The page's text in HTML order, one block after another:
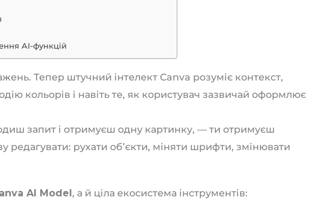
AI-функцій
Тепер штучний інтелект Canva розуміє контекст,
кольорів і навіть те, як користувач зазвичай оформлює
запит і отримуєш одну картинку, — ти отримуєш
редагувати: рухати об’єкти, міняти шрифти, змінювати
AI Model, а й ціла екосистема інструментів: